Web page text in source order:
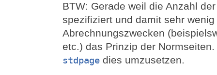
BTW: Gerade weil die Anzahl
spezifiziert und damit sehr
Abrechnungszwecken
etc.) das Prinzip der
stdpage dies umzusetzen.